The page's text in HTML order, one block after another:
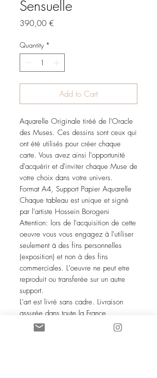
Sensuelle
390,00 €
Quantity *
Add to Cart
Aquarelle Originale tiréé de l'Oracle
des Muses. Ces dessins sont ceux qui
ont été utilisés pour créer chaque
carte. Vous avez ainsi l'opportunité
d'acquérir et d'inviter chaque Muse de
votre choix dans votre univers.
Format A4, Support Papier Aquarelle
Chaque tableau est unique et signé
par l'artiste Hossein Borogeni
Attention: lors de l'acquisition de cette
oeuvre vous vous engagez à l'utiliser
seulement à des fins personnelles
(exposition) et non à des fins
commerciales. L'oeuvre ne peut etre
reproduit ou transferée sur un autre
support.
L'art est livré sans cadre. Livraison
assurée dans toute la France .